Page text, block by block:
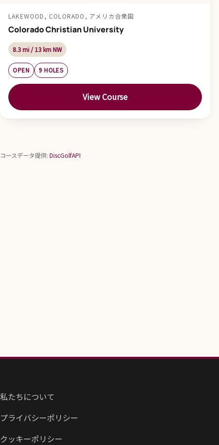
LAKEWOOD, COLORADO, アメリカ合衆国
Colorado Christian University
8.3 mi / 13 km NW
OPEN 9 HOLES
View Course
コースデータ提供: DiscGolfAPI
私たちについて
プライバシーポリシー
クッキーポリシー